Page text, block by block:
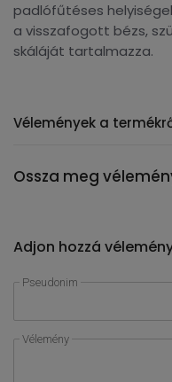
padlófűtéses
a visszafogott bézs,
skáláját tartalmazza.
Vélemények a
Ossza meg
Adjon hozzá
Pseudonim
Vélemény